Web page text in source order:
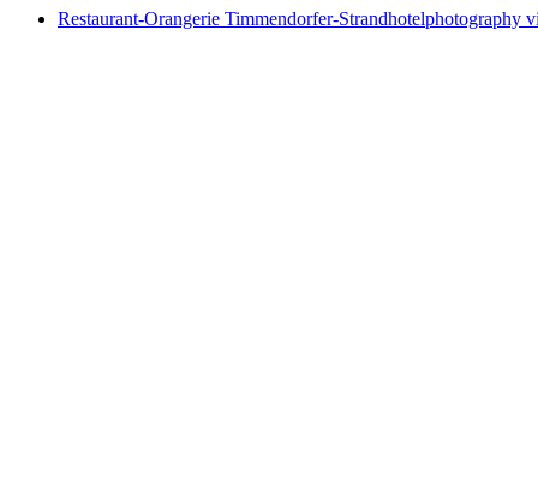
Restaurant-Orangerie Timmendorfer-Strandhotelphotography